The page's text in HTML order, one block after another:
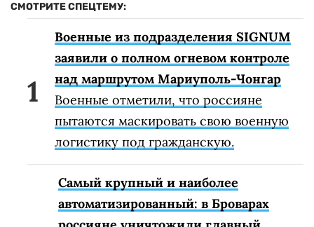
СМОТРИТЕ СПЕЦТЕМУ:
Военные из подразделения SIGNUM
заявили о полном огневом контроле
над маршрутом Мариуполь-Чонгар
Военные отметили, что россияне
пытаются маскировать свою военную
логистику под гражданскую.
Самый крупный и наиболее
автоматизированный: в Броварах